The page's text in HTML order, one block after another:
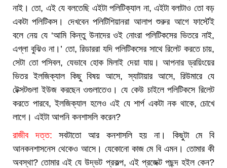
নাই। তো, এই যে বলতেছি এইটা পলিটিক্যাল না, এইটা বলাটাও তো বড়
একটা পলিটিকস। দেখবেন পলিটিশিয়ানরা আলাপ শুরুর আগে ফার্স্টেই
বলে নেয় যে ‘আমি কিন্তু উনাদের ওই নোংরা পলিটিকসের ভিতরে নাই,
এগ্লা বুঝিও না।’ তো, রিডাররা যদি পলিটিকসের সাথে রিলেট করতে চায়,
সেটা তো পসিবল, যেভাবে হোক মিলাই দেয়া যায়। আপনার ড্রয়িংয়ের
ভিতর ইলজিক্যাল কিছু বিষয় আসে, স্যাটায়ার আসে, রিউমারে যে
টেক্সটগুলা ইউজ করছেন ওগুলাতেও। যে কেউ চাইলে পলিটিকসে রিলেট
করতে পারবে, ইলজিক্যাল হলেও এই যে শার্প একটা নক থাকে, চোখে
লাগে। এইটা আপনি কনশাসলি করেন?
রাজীব দত্ত: সবটাতো আর কনশাসলি হয় না। কিছুটা মে বি
আনকনশাসনেস থেকেও আসে। যেকোনো কাজ মে বি এমন। তোমার কী
অবস্থা? তোমার এই যে উদ্ভট প্রকল্প, এই প্রজেক্ট পছন্দ হইল কেন?